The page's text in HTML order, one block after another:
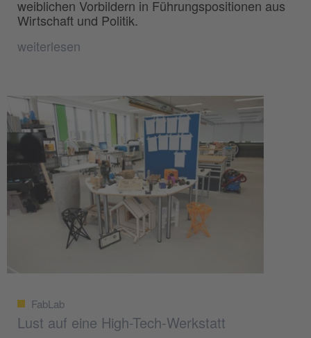
weiblichen Vorbildern in Führungspositionen aus
Wirtschaft und Politik.
weiterlesen
FabLab
Lust auf eine High-Tech-Werkstatt